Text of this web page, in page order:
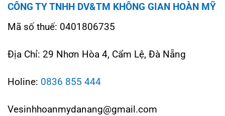
CÔNG TY TNHH DV&TM KHÔNG GIAN HOÀN MỸ
Mã số thuế: 0401806735
Địa Chỉ: 29 Nhơn Hòa 4, Cẩm Lệ, Đà Nẵng
Holine: 0836 855 444
Vesinhhoanmydanang@gmail.com